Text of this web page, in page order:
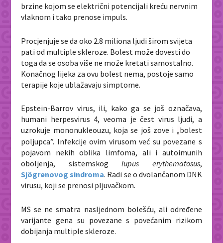
brzine kojom se električni potencijali kreću nervnim
vlaknom i tako prenose impuls.
Procjenjuje se da oko 2.8 miliona ljudi širom svijeta
pati od multiple skleroze. Bolest može dovesti do
toga da se osoba više ne može kretati samostalno.
Konačnog lijeka za ovu bolest nema, postoje samo
terapije koje ublažavaju simptome.
Epstein-Barrov virus, ili, kako ga se još označava,
humani herpesvirus 4, veoma je čest virus ljudi, a
uzrokuje mononukleouzu, koja se još zove i „bolest
poljupca”. Infekcije ovim virusom već su povezane s
pojavom nekih oblika limfoma, ali i autoimunih
oboljenja, sistemskoglupus erythematosus,
Sjögrenovog sindroma. Radi se o dvolančanom DNK
virusu, koji se prenosi pljuvačkom.
MS se ne smatra nasljednom bolešću, ali određene
varijante gena su povezane s povećanim rizikom
dobijanja multiple skleroze.